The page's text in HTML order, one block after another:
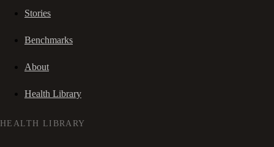
Stories
Benchmarks
About
Health Library
HEALTH LIBRARY